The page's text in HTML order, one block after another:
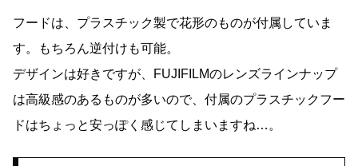
フードは、プラスチック製で花形のものが付属していま
す。もちろん逆付けも可能。
デザインは好きですが、FUJIFILMのレンズラインナップ
は高級感のあるものが多いので、付属のプラスチックフー
ドはちょっと安っぽく感じてしまいますね…。